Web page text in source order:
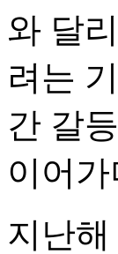
와 달
려는
간 갈
이어
지난